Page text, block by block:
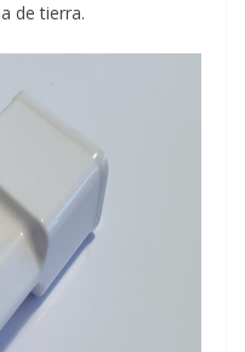
de tierra.